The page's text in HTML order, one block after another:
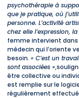
psychothérapie à
que je pratique, où
personne. L’activité
chez elle l’expression,
femme intervient
médecin qui l’oriente
besoin. « C’est un
sont associées »
être collective ou
est remplie sur le
régulièrement